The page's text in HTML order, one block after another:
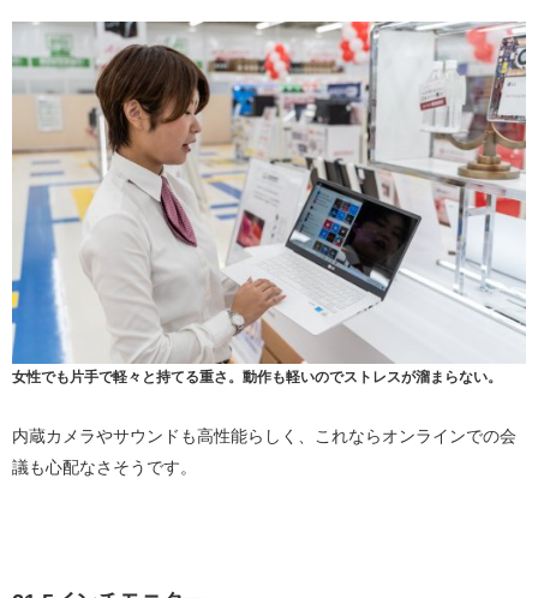
女性でも片手で軽々と持てる重さ。動作も軽いのでストレスが溜まらない。
内蔵カメラやサウンドも高性能らしく、これならオンラインでの会
議も心配なさそうです。